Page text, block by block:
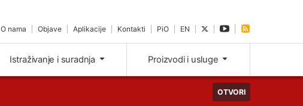
O nama Objave Aplikacije Kontakti PiO EN
Istraživanje i suradnja Proizvodi i usluge
OTVORI